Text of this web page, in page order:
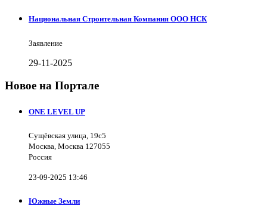
Национальная Строительная Компания ООО НСК
Заявление
29-11-2025
Новое на Портале
ONE LEVEL UP
Сущёвская улица, 19с5
Москва, Москва 127055
Россия
23-09-2025 13:46
Южные Земли